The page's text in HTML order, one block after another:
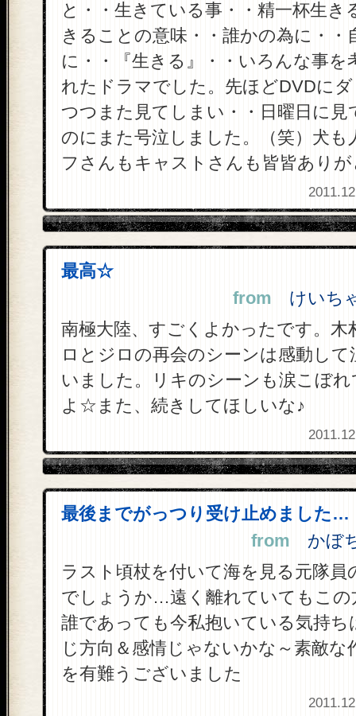
と・・生きている事・・精一杯生き
きることの意味・・誰かの為に・・
に・・『生きる』・・いろんな事を
れたドラマでした。先ほどDVDに
つつまた見てしまい・・日曜日に見
のにまた号泣しました。（笑）犬も
フさんもキャストさんも皆皆あり
最高☆
from けいち
南極大陸、すごくよかったです。木
ロとジロの再会のシーンは感動して
いました。リキのシーンも涙こぼ
よ☆また、続きしてほしいな♪
最後までがっつり受け止めました…
from かぼ
ラスト頃杖を付いて海を見る元隊員
でしょうか…遠く離れていてもこの
誰であっても今私抱いている気持ち
じ方向＆感情じゃないかな～素敵な
を有難うございました